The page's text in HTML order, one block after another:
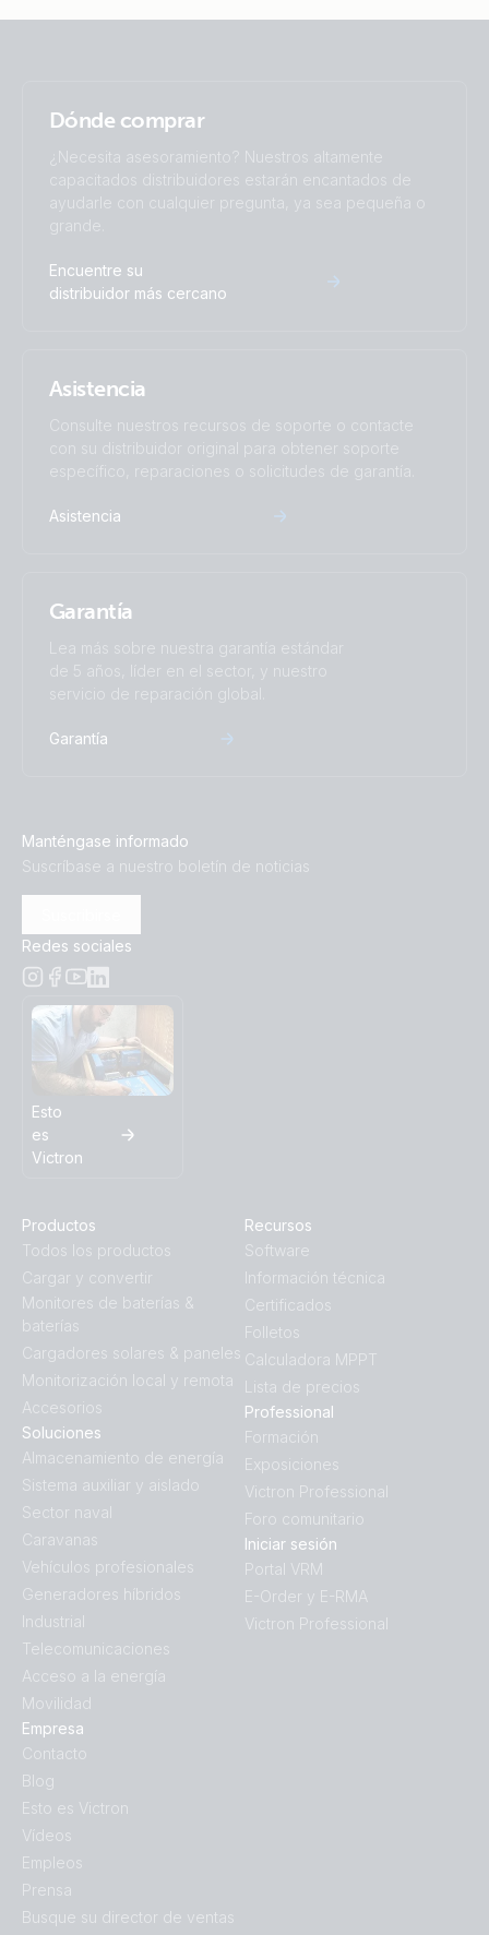
Dónde comprar
¿Necesita asesoramiento? Nuestros altamente
capacitados distribuidores estarán encantados de
ayudarle con cualquier pregunta, ya sea pequeña o
grande.
Encuentre su
distribuidor más cercano
Asistencia
Consulte nuestros recursos de soporte o contacte
con su distribuidor original para obtener soporte
específico, reparaciones o solicitudes de garantía.
Asistencia
Garantía
Lea más sobre nuestra garantía estándar
de 5 años, líder en el sector, y nuestro
servicio de reparación global.
Garantía
Manténgase informado
Suscríbase a nuestro boletín de noticias
Redes sociales
Esto
es
Victron
Productos
Todos los productos
Cargar y convertir
Monitores de baterías &
baterías
Cargadores solares & paneles
Monitorización local y remota
Accesorios
Soluciones
Almacenamiento de energía
Sistema auxiliar y aislado
Sector naval
Caravanas
Vehículos profesionales
Generadores híbridos
Industrial
Telecomunicaciones
Acceso a la energía
Movilidad
Empresa
Contacto
Blog
Esto es Victron
Vídeos
Empleos
Prensa
Busque su director de ventas
Recursos
Software
Información técnica
Certificados
Folletos
Calculadora MPPT
Lista de precios
Professional
Formación
Exposiciones
Victron Professional
Foro comunitario
Iniciar sesión
Portal VRM
E-Order y E-RMA
Victron Professional